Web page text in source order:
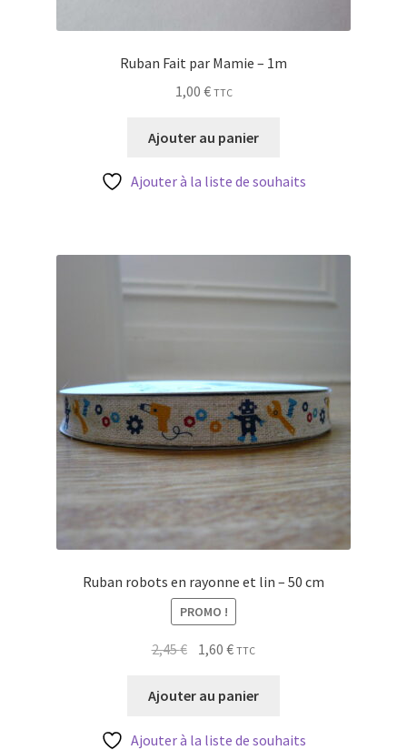
Ruban Fait par Mamie – 1m
1,00 € TTC
Ajouter au panier
Ajouter à la liste de souhaits
Ruban robots en rayonne et lin – 50 cm
PROMO !
2,45€ Le
initial
2,45 €.
1,60€Le
actuel
1,60 €.
TTC
Ajouter au panier
Ajouter à la liste de souhaits